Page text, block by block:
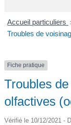
Accueil particuliers
Troubles de
Fiche pratique
Troubles
olfactives
Vérifié le 10/12/2021 -